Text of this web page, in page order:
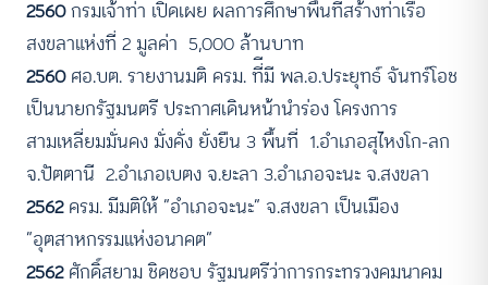
2560กรมเจ้าท่า เปิดเผย ผลการศึกษาพื้นที่สร้างท่าเรือ
สงขลาแห่งที่ 2 มูลค่า 5,000 ล้านบาท
2560ศอ.บต. รายงานมติ ครม. ที่ีมี พล.อ.ประยุทธ์ จันทร์โอช
เป็นนายกรัฐมนตรี ประกาศเดินหน้านำร่อง โครงการ
สามเหลี่ยมมั่นคง มั่งคั่ง ยั่งยืน 3 พื้นที่ 1.อำเภอสุไหงโก-ลก
จ.ปัตตานี 2.อำเภอเบตง จ.ยะลา 3.อำเภอจะนะ จ.สงขลา
2562ครม. มีมติให้ “อำเภอจะนะ” จ.สงขลา เป็นเมือง
“อุตสาหกรรมแห่งอนาคต”
2562ศักดิ์สยาม ชิดชอบ รัฐมนตรีว่าการกระทรวงคมนาคม